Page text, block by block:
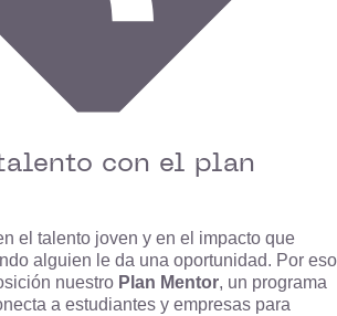
con el plan
el talento joven y en el impacto que
alguien le da una oportunidad. Por eso
nuestro Plan Mentor, un programa
a estudiantes y empresas para